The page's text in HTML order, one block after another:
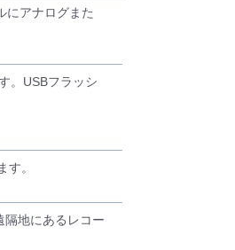
にアナログまた
。USBフラッシ
。
隔地にあるレコー